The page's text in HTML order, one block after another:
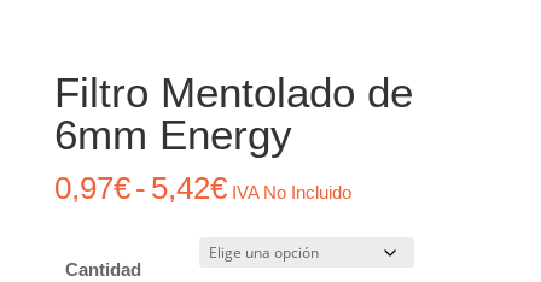
Filtro Mentolado de
6mm Energy
0,97€- 5,42€Rango
precios:
IVA No Incluido
Cantidad